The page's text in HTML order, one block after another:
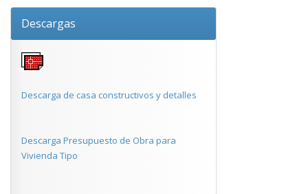
Descargas
Descarga de casa constructivos y detalles
Descarga Presupuesto de Obra para
Vivienda Tipo